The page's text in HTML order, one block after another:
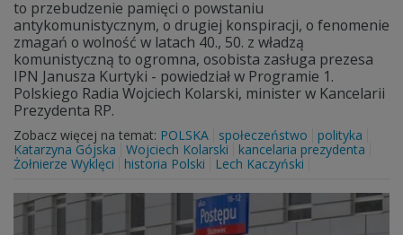
to przebudzenie pamięci o powstaniu
antykomunistycznym, o drugiej konspiracji, o fenomenie
zmagań o wolność w latach 40., 50. z władzą
komunistyczną to ogromna, osobista zasługa prezesa
IPN Janusza Kurtyki - powiedział w Programie 1.
Polskiego Radia Wojciech Kolarski, minister w Kancelarii
Prezydenta RP.
Zobacz więcej na temat: POLSKA społeczeństwo
polityka
Katarzyna Gójska
Wojciech Kolarski
kancelaria prezydenta
Żołnierze Wyklęci
historia Polski Lech Kaczyński